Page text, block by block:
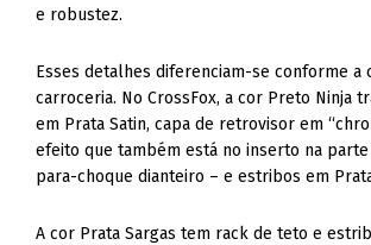
e robustez.
Esses detalhes diferenciam-se conforme a
carroceria. No CrossFox, a cor Preto Ninja
em Prata Satin, capa de retrovisor em
efeito que também está no inserto na
para-choque dianteiro – e estribos em
A cor Prata Sargas tem rack de teto e